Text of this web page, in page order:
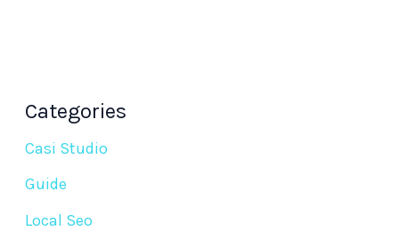
Categories
Casi Studio
Guide
Local Seo